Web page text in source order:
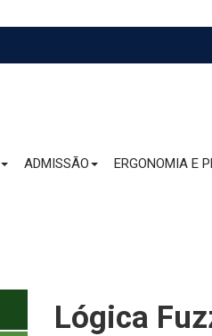
ADMISSÃO ERGONOMIA E
Lógica